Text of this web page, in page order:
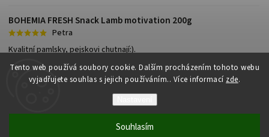
Tento web používá soubory cookie. Dalším procházením tohoto webu
vyjadřujete souhlas s jejich používáním.. Více informací zde.
Souhlasím
BOHEMIA FRESH Snack Lamb motivation 200g
Petra
Kvalitní pamlsky, pejskovi chutnají:).
Copyright 2026Granulkárna.cz. Všechna práva vyhrazena.